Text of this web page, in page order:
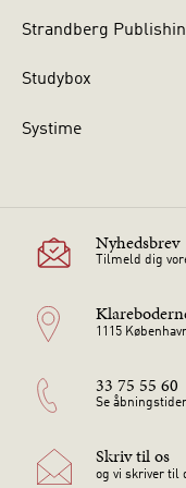
Strandberg
Studybox
Systime
Nyhedsbrev
Tilmeld dig
1115
33 75 55 60
Se
Skriv til os
og vi skriver til